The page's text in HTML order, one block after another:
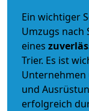
Ein wichtiger
Umzugs nach
eines
Trier. Es ist
und
erfolgreich